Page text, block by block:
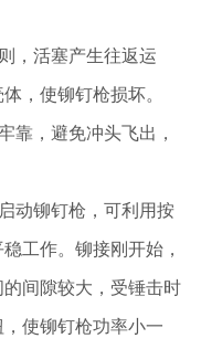
，活塞产生往返运
，使铆钉枪损坏。
靠，避免冲头飞出，
动铆钉枪，可利用按
工作。铆接刚开始，
间隙较大，受锤击时
使铆钉枪功率小一